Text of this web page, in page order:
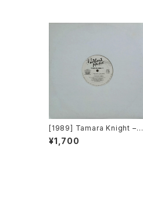
[1989] Tamara Knight – T
o Be Real [About Music]
¥1,700